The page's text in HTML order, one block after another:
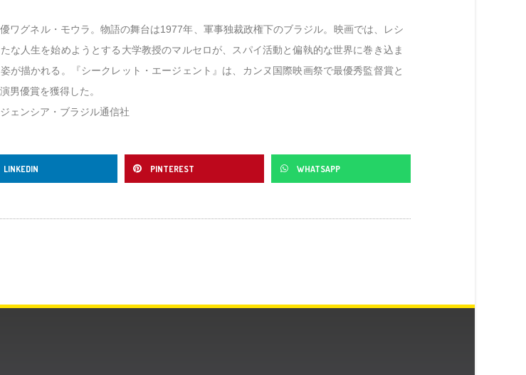
ワグネル・モウラ。物語の舞台は1977年、軍事独裁政権下のブラジル。映画では、レシ
な人生を始めようとする大学教授のマルセロが、スパイ活動と偏執的な世界に巻き込ま
が描かれる。『シークレット・エージェント』は、カンヌ国際映画祭で最優秀監督賞と
男優賞を獲得した。
ェンシア・ブラジル通信社
LINKEDIN PINTEREST WHATSAPP